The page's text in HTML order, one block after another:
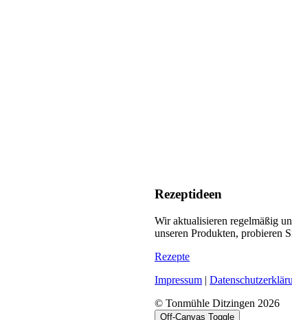
Rezeptideen
Wir aktualisieren regelmäßig
unseren Produkten, probieren
Rezepte
Impressum |
© Tonmühle Ditzingen 2026
Off-Canvas Toggle